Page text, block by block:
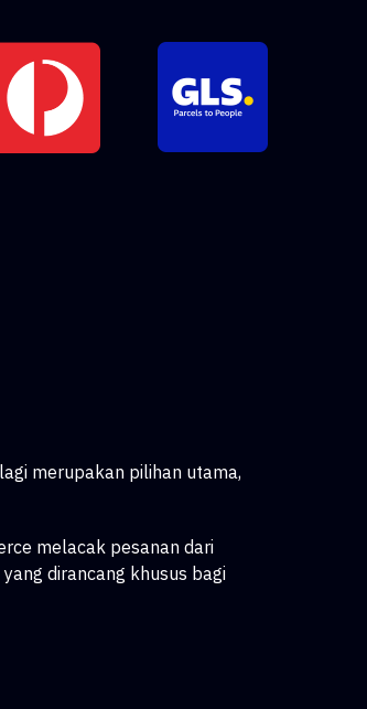
merupakan pilihan utama,
melacak pesanan dari
yang dirancang khusus bagi